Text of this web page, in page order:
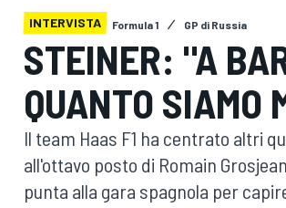
MOTOGP WEC
INTERVISTA Formula 1 GP di Russia
STEINER: "A
QUANTO SIAMO
Il team Haas F1 ha centrato altri
all'ottavo posto di Romain
punta alla gara spagnola per